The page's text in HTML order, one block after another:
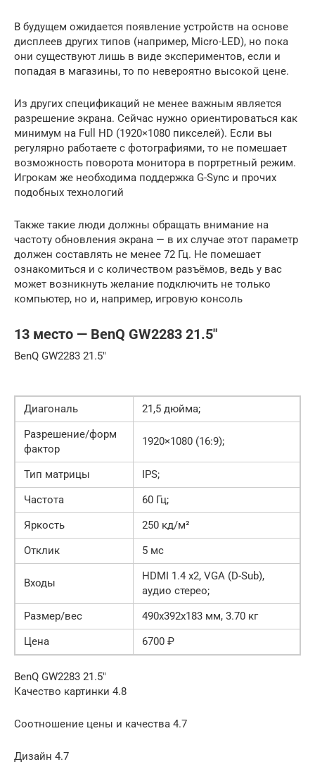
В будущем ожидается появление устройств на основе
дисплеев других типов (например, Micro-LED), но пока
они существуют лишь в виде экспериментов, если и
попадая в магазины, то по невероятно высокой цене.
Из других спецификаций не менее важным является
разрешение экрана. Сейчас нужно ориентироваться как
минимум на Full HD (1920×1080 пикселей). Если вы
регулярно работаете с фотографиями, то не помешает
возможность поворота монитора в портретный режим.
Игрокам же необходима поддержка G-Sync и прочих
подобных технологий
Также такие люди должны обращать внимание на
частоту обновления экрана — в их случае этот параметр
должен составлять не менее 72 Гц. Не помешает
ознакомиться и с количеством разъёмов, ведь у вас
может возникнуть желание подключить не только
компьютер, но и, например, игровую консоль
13 место — BenQ GW2283 21.5″
BenQ GW2283 21.5″
Диагональ
21,5 дюйма;
Разрешение/форм
фактор
1920×1080 (16:9);
Тип матрицы
IPS;
Частота
60 Гц;
Яркость
250 кд/м²
Отклик
5 мс
Входы
HDMI 1.4 x2, VGA (D-Sub),
аудио стерео;
Размер/вес
490x392x183 мм, 3.70 кг
Цена
6700 ₽
BenQ GW2283 21.5″
Качество картинки 4.8
Соотношение цены и качества 4.7
Дизайн 4.7